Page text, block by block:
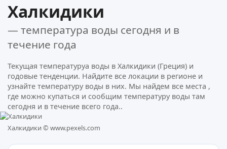
Халкидики
— температура воды сегодня и в
течение года
Текущая температуруа воды в Халкидики (Греция) и
годовые тенденции. Найдите все локации в регионе и
узнайте температуру воды в них. Мы найдем все места ,
где можно купаться и сообщим температуру воды там
сегодня и в течение всего года..
Халкидики © www.pexels.com